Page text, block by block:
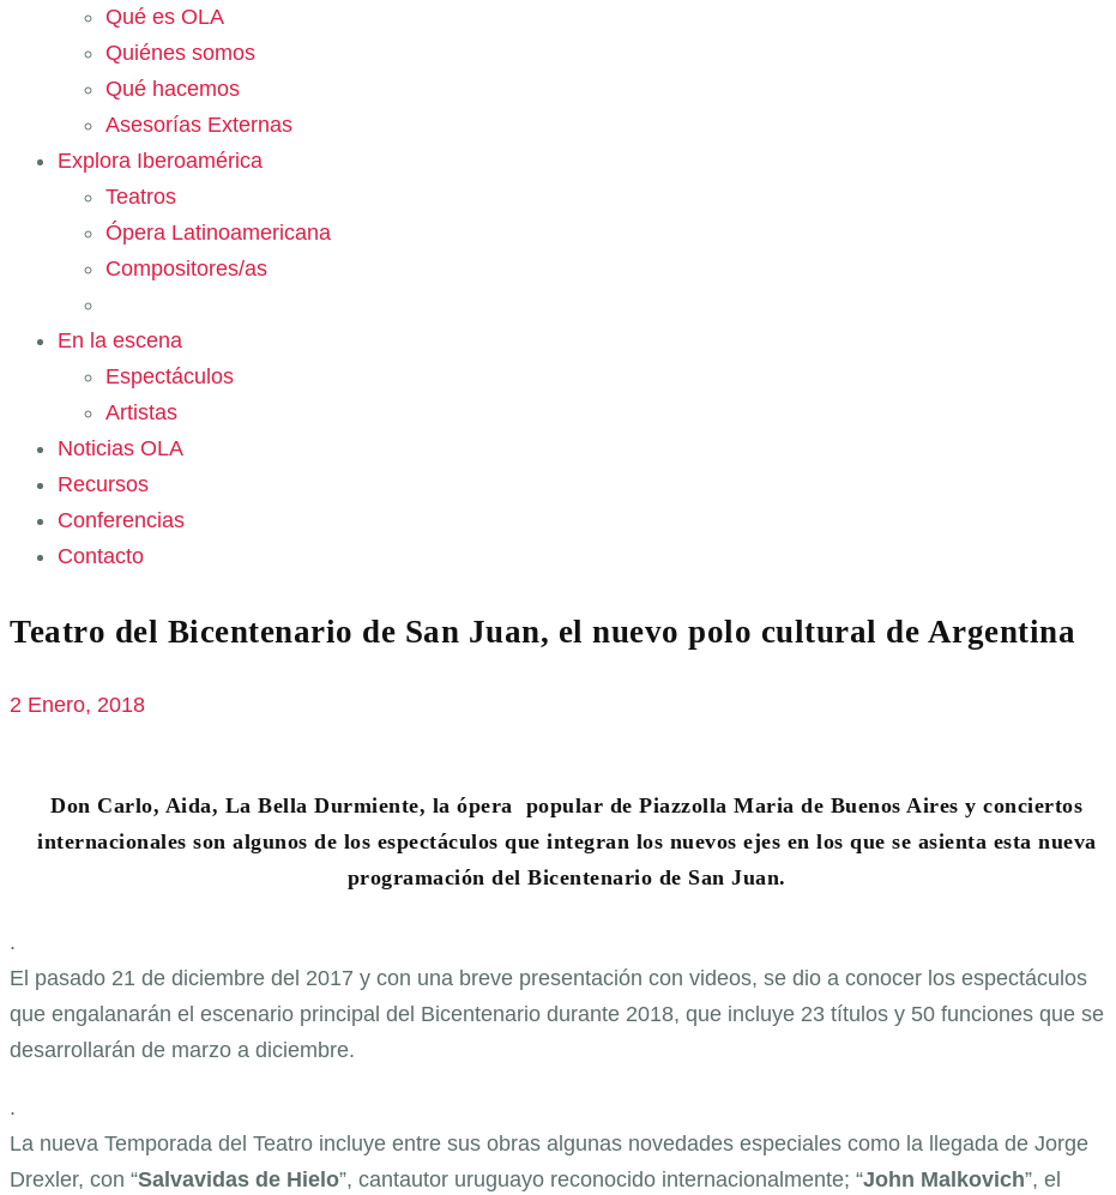
Qué es OLA
Quiénes somos
Qué hacemos
Asesorías Externas
Explora Iberoamérica
Teatros
Ópera Latinoamericana
Compositores/as
En la escena
Espectáculos
Artistas
Noticias OLA
Recursos
Conferencias
Contacto
Teatro del Bicentenario de San Juan, el nuevo polo cultural de Argentina
2 Enero, 2018
Don Carlo, Aida, La Bella Durmiente, la ópera popular de Piazzolla Maria de Buenos Aires y conciertos
internacionales son algunos de los espectáculos que integran los nuevos ejes en los que se asienta esta nueva
programación del Bicentenario de San Juan.
.
El pasado 21 de diciembre del 2017 y con una breve presentación con videos, se dio a conocer los espectáculos
que engalanarán el escenario principal del Bicentenario durante 2018, que incluye 23 títulos y 50 funciones que se
desarrollarán de marzo a diciembre.
.
La nueva Temporada del Teatro incluye entre sus obras algunas novedades especiales como la llegada de Jorge
Drexler, con “Salvavidas de Hielo”, cantautor uruguayo reconocido internacionalmente; “John Malkovich”, el